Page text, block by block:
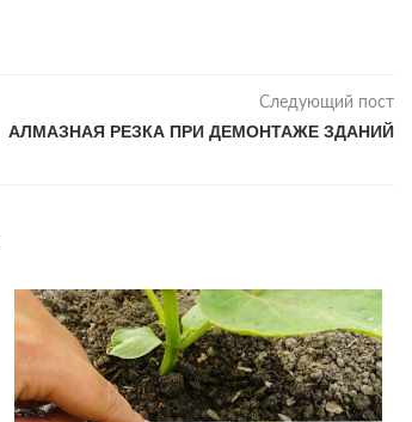
Следующий пост
АЛМАЗНАЯ РЕЗКА ПРИ ДЕМОНТАЖЕ ЗДАНИЙ